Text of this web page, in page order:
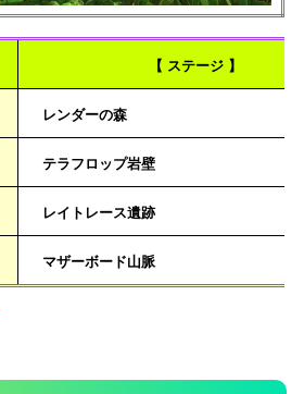
【 ステージ 】
レンダーの森
テラフロップ岩壁
レイトレース遺跡
マザーボード山脈